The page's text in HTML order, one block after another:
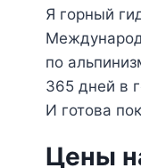
Я горный
по
365 дней в
И готова
Цены